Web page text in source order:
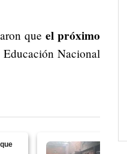
que el próximo
Nacional